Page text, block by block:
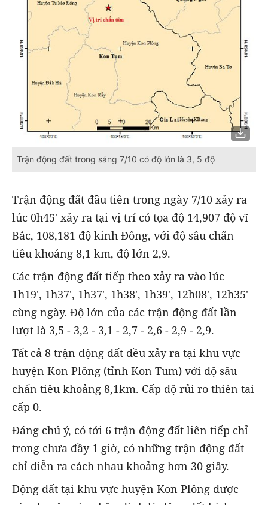
Trận động đất trong sáng 7/10 có độ lớn là 3, 5 độ
Trận động đất đầu tiên trong ngày 7/10 xảy ra
lúc 0h45' xảy ra tại vị trí có tọa độ 14,907 độ vĩ
Bắc, 108,181 độ kinh Đông, với độ sâu chấn
tiêu khoảng 8,1 km, độ lớn 2,9.
Các trận động đất tiếp theo xảy ra vào lúc
1h19', 1h37', 1h37', 1h38', 1h39', 12h08', 12h35'
cùng ngày. Độ lớn của các trận động đất lần
lượt là 3,5 - 3,2 - 3,1 - 2,7 - 2,6 - 2,9 - 2,9.
Tất cả 8 trận động đất đều xảy ra tại khu vực
huyện Kon Plông (tỉnh Kon Tum) với độ sâu
chấn tiêu khoảng 8,1km. Cấp độ rủi ro thiên tai
cấp 0.
Đáng chú ý, có tới 6 trận động đất liên tiếp chỉ
trong chưa đầy 1 giờ, có những trận động đất
chỉ diễn ra cách nhau khoảng hơn 30 giây.
Động đất tại khu vực huyện Kon Plông được